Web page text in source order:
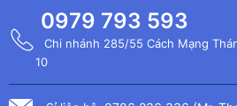
0979 793 593
Chi nhánh 285/55 Cách Mạng
10